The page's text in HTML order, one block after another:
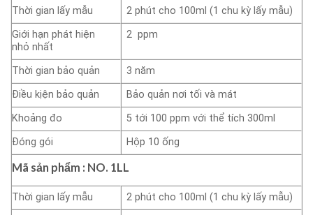
Thời gian lấy mẫu
2 phút cho 100ml (1 chu kỳ lấy mẫu)
Giới hạn phát hiện
nhỏ nhất
2 ppm
Thời gian bảo quản
3 năm
Điều kịện bảo quản
Bảo quản nơi tối và mát
Khoảng đo
5 tới 100 ppm với thể tích 300ml
Đóng gói
Hộp 10 ống
Mã sản phẩm : NO. 1LL
Thời gian lấy mẫu
2 phút cho 100ml (1 chu kỳ lấy mẫu)